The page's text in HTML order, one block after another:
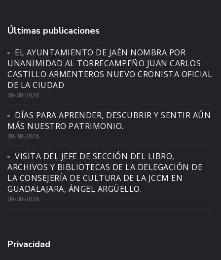
Últimas publicaciones
EL AYUNTAMIENTO DE JAÉN NOMBRA POR
UNANIMIDAD AL TORRECAMPEÑO JUAN CARLOS
CASTILLO ARMENTEROS NUEVO CRONISTA OFICIAL
DE LA CIUDAD
08-08-2026
DÍAS PARA APRENDER, DESCUBRIR Y SENTIR AÚN
MÁS NUESTRO PATRIMONIO.
08-08-2026
VISITA DEL JEFE DE SECCIÓN DEL LIBRO,
ARCHIVOS Y BIBLIOTECAS DE LA DELEGACIÓN DE
LA CONSEJERÍA DE CULTURA DE LA JCCM EN
GUADALAJARA, ÁNGEL ARGÜELLO.
08-08-2026
Privacidad